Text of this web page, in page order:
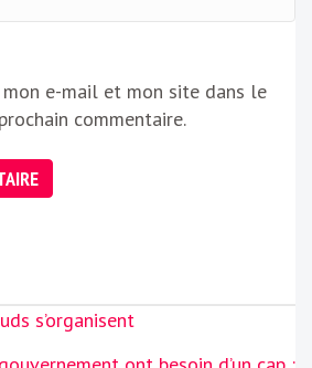
e-mail et mon site dans le
commentaire.
s’organisent